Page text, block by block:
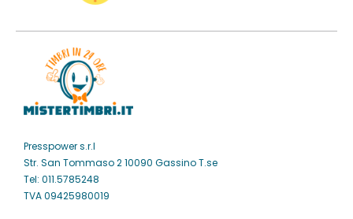
Presspower s.r.l
Str. San Tommaso 2 10090 Gassino T.se
Tel: 011.5785248
TVA 09425980019